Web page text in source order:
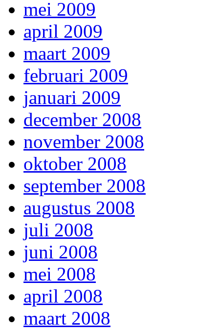
mei 2009
april 2009
maart 2009
februari 2009
januari 2009
december 2008
november 2008
oktober 2008
september 2008
augustus 2008
juli 2008
juni 2008
mei 2008
april 2008
maart 2008